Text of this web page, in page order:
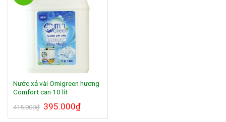
Nước xả vài Omigreen hương
Comfort can 10 lít
415.000₫ 395.000₫